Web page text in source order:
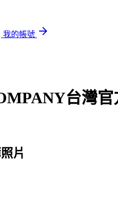
我的帳號
台灣官
片